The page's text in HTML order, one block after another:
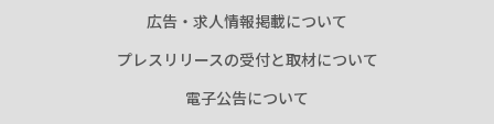
広告・求人情報掲載について
プレスリリースの受付と取材について
電子公告について